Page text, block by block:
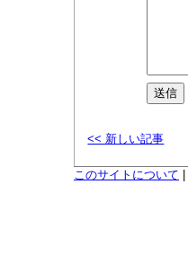
<< 新しい記事
このサイトについて